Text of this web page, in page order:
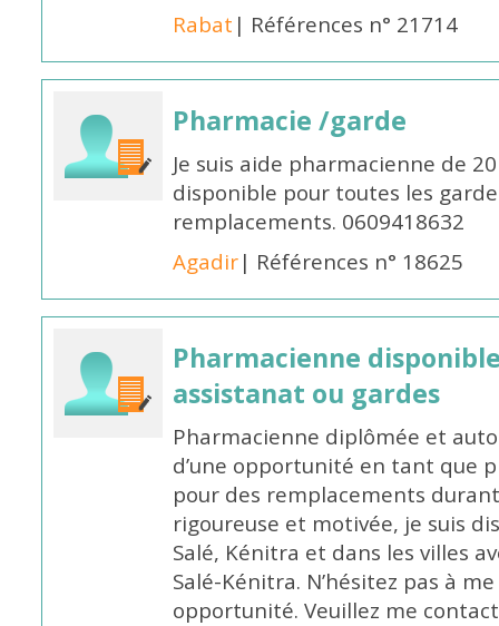
Rabat | Références n° 21714
Pharmacie /garde
Je suis aide pharmacienne de
disponible pour toutes les
remplacements. 0609418632
Agadir| Références n° 18625
Pharmacienne
assistanat ou gardes
Pharmacienne diplômée et
d’une opportunité en tant que
pour des remplacements
rigoureuse et motivée, je suis
Salé, Kénitra et dans les villes
Salé-Kénitra. N’hésitez pas à
opportunité. Veuillez me